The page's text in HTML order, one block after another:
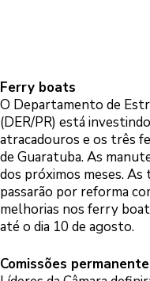
Ferry boats
O Departamento de
(DER/PR) está
atracadouros e os três
de Guaratuba. As
dos próximos meses. As
passarão por reforma
melhorias nos ferry
até o dia 10 de agosto.
Comissões